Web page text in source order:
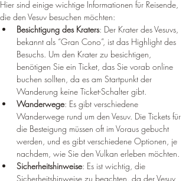
Hier sind einige wichtige Informationen für Reisende,
die den Vesuv besuchen möchten:
Besichtigung des Kraters: Der Krater des Vesuvs,
bekannt als “Gran Cono”, ist das Highlight des
Besuchs. Um den Krater zu besichtigen,
benötigen Sie ein Ticket, das Sie vorab online
buchen sollten, da es am Startpunkt der
Wanderung keine Ticket-Schalter gibt.
Wanderwege: Es gibt verschiedene
Wanderwege rund um den Vesuv. Die Tickets für
die Besteigung müssen oft im Voraus gebucht
werden, und es gibt verschiedene Optionen, je
nachdem, wie Sie den Vulkan erleben möchten.
Sicherheitshinweise: Es ist wichtig, die
Sicherheitshinweise zu beachten, da der Vesuv